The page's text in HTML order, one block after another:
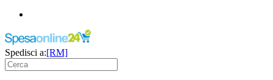
Spedisci a:[RM]